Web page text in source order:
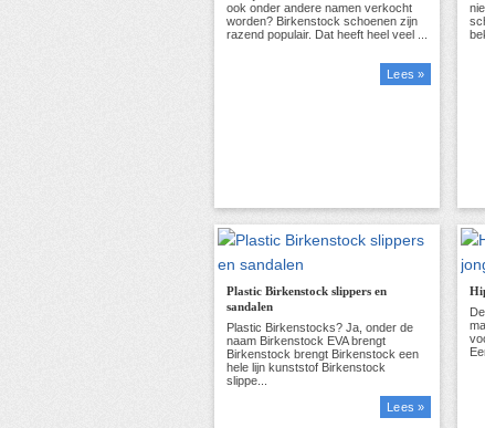
Lees »
Plastic Birkenstock slippers en
sandalen
Lees »